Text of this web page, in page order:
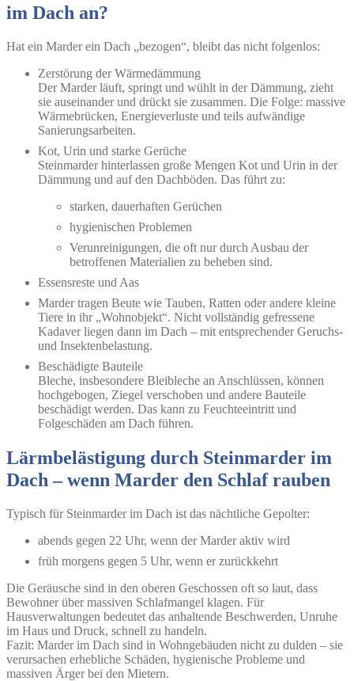
im Dach an?
Hat ein Marder ein Dach „bezogen“, bleibt das nicht folgenlos:
Zerstörung der Wärmedämmung
Der Marder läuft, springt und wühlt in der Dämmung, zieht
sie auseinander und drückt sie zusammen. Die Folge: massive
Wärmebrücken, Energieverluste und teils aufwändige
Sanierungsarbeiten.
Kot, Urin und starke Gerüche
Steinmarder hinterlassen große Mengen Kot und Urin in der
Dämmung und auf den Dachböden. Das führt zu:
starken, dauerhaften Gerüchen
hygienischen Problemen
Verunreinigungen, die oft nur durch Ausbau der
betroffenen Materialien zu beheben sind.
Essensreste und Aas
Marder tragen Beute wie Tauben, Ratten oder andere kleine
Tiere in ihr „Wohnobjekt“. Nicht vollständig gefressene
Kadaver liegen dann im Dach – mit entsprechender Geruchs-
und Insektenbelastung.
Beschädigte Bauteile
Bleche, insbesondere Bleibleche an Anschlüssen, können
hochgebogen, Ziegel verschoben und andere Bauteile
beschädigt werden. Das kann zu Feuchteeintritt und
Folgeschäden am Dach führen.
Lärmbelästigung durch Steinmarder im
Dach – wenn Marder den Schlaf rauben
Typisch für Steinmarder im Dach ist das nächtliche Gepolter:
abends gegen 22 Uhr, wenn der Marder aktiv wird
früh morgens gegen 5 Uhr, wenn er zurückkehrt
Die Geräusche sind in den oberen Geschossen oft so laut, dass
Bewohner über massiven Schlafmangel klagen. Für
Hausverwaltungen bedeutet das anhaltende Beschwerden, Unruhe
im Haus und Druck, schnell zu handeln.
Fazit: Marder im Dach sind in Wohngebäuden nicht zu dulden – sie
verursachen erhebliche Schäden, hygienische Probleme und
massiven Ärger bei den Mietern.